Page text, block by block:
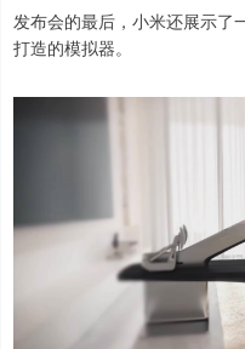
发布会的最后，小米还展示
打造的模拟器。